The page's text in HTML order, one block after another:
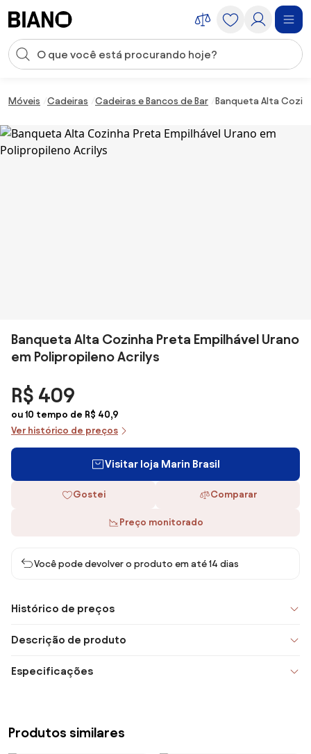
Entrada de pesquisa
Móveis Cadeiras Cadeiras e Bancos de Bar Banqueta Alta
Banqueta Alta Cozinha Preta Empilhável Urano
em Polipropileno Acrilys
R$ 409
ou 10 tempo de R$ 40,9
Ver histórico de preços
Visitar loja Marin Brasil
Gostei Comparar
Preço monitorado
Você pode devolver o produto em até 14 dias
Histórico de preços
Descrição de produto
Especificações
Produtos similares